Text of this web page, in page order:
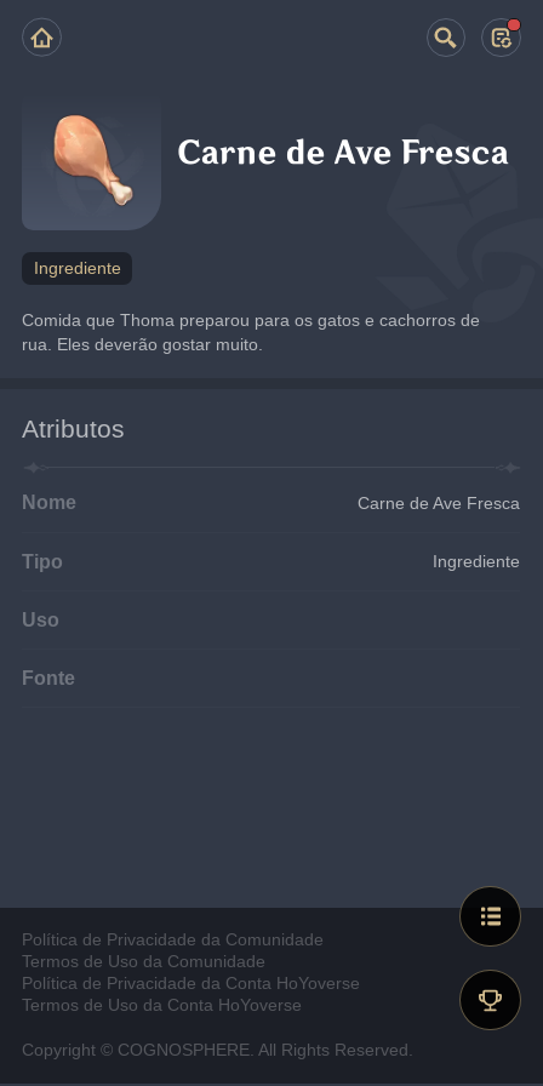
Carne de Ave Fresca
Ingrediente
Comida que Thoma preparou para os gatos e cachorros de
rua. Eles deverão gostar muito.
Atributos
Nome Carne de Ave Fresca
Tipo Ingrediente
Uso
Fonte
Política de Privacidade da Comunidade
Termos de Uso da Comunidade
Política de Privacidade da Conta HoYoverse
Termos de Uso da Conta HoYoverse
Copyright © COGNOSPHERE. All Rights Reserved.